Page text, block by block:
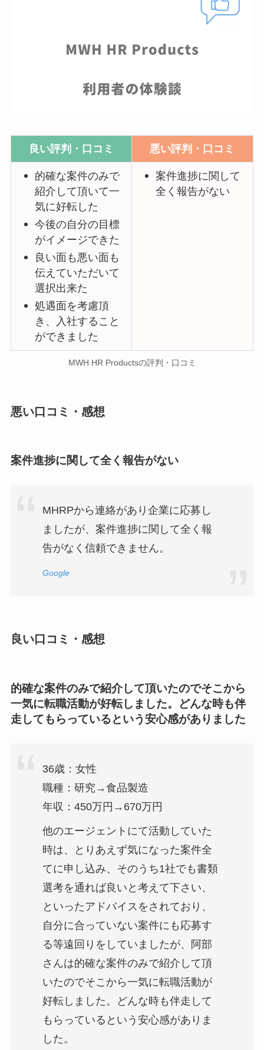
良い評判・口コミ 悪い評判・口コミ
的確な案件のみで
紹介して頂いて一
気に好転した
今後の自分の目標
がイメージできた
良い面も悪い面も
伝えていただいて
選択出来た
処遇面を考慮頂
き、入社すること
ができました
案件進捗に関して
全く報告がない
MWH HR Productsの評判・口コミ
悪い口コミ・感想
案件進捗に関して全く報告がない
MHRPから連絡があり企業に応募し
ましたが、案件進捗に関して全く報
告がなく信頼できません。
Google
良い口コミ・感想
的確な案件のみで紹介して頂いたのでそこから
一気に転職活動が好転しました。どんな時も伴
走してもらっているという安心感がありました
36歳：女性
職種：研究→食品製造
年収：450万円→670万円
他のエージェントにて活動していた
時は、とりあえず気になった案件全
てに申し込み、そのうち1社でも書類
選考を通れば良いと考えて下さい、
といったアドバイスをされており、
自分に合っていない案件にも応募す
る等遠回りをしていましたが、阿部
さんは的確な案件のみで紹介して頂
いたのでそこから一気に転職活動が
好転しました。どんな時も伴走して
もらっているという安心感がありま
した。